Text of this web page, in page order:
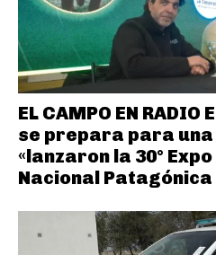
EL CAMPO EN RADIO
se prepara para
«lanzaron la 30°
Nacional Patagónica